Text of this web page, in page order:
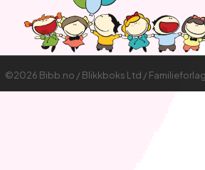
©2026 Bibb.no / Blikkboks Ltd /